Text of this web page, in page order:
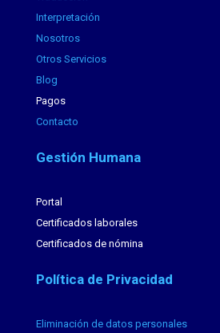
Interpretación
Nosotros
Otros Servicios
Blog
Pagos
Contacto
Gestión Humana
Portal
Certificados laborales
Certificados de nómina
Política de Privacidad
Eliminación de datos personales